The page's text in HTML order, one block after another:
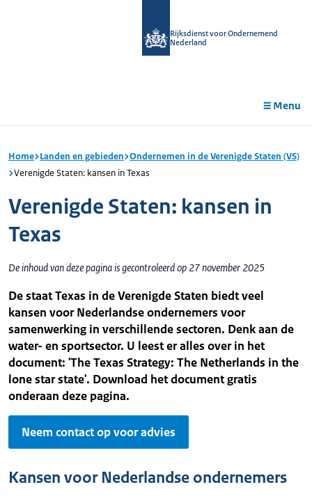
Rijksdienst voor Ondernemend
Nederland
Menu
Home Landen en gebieden Ondernemen in de Verenigde Staten (VS)
Verenigde Staten: kansen in Texas
Verenigde Staten: kansen in
Texas
De inhoud van deze pagina is gecontroleerd op 27 november 2025
De staat Texas in de Verenigde Staten biedt veel
kansen voor Nederlandse ondernemers voor
samenwerking in verschillende sectoren. Denk aan de
water- en sportsector. U leest er alles over in het
document: 'The Texas Strategy: The Netherlands in the
lone star state'. Download het document gratis
onderaan deze pagina.
Neem contact op voor advies
Kansen voor Nederlandse ondernemers